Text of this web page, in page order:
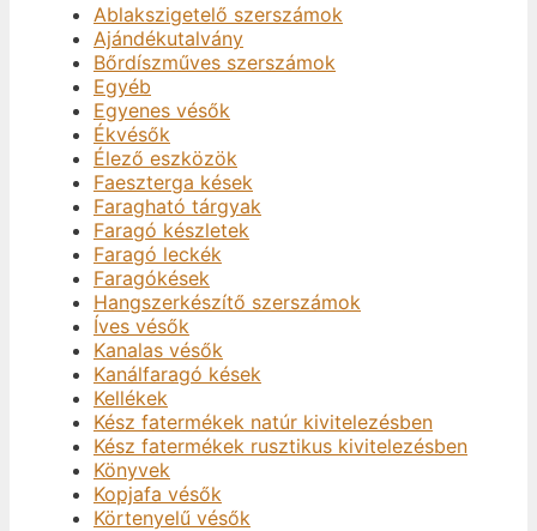
Ablakszigetelő szerszámok
Ajándékutalvány
Bőrdíszműves szerszámok
Egyéb
Egyenes vésők
Ékvésők
Élező eszközök
Faeszterga kések
Faragható tárgyak
Faragó készletek
Faragó leckék
Faragókések
Hangszerkészítő szerszámok
Íves vésők
Kanalas vésők
Kanálfaragó kések
Kellékek
Kész fatermékek natúr kivitelezésben
Kész fatermékek rusztikus kivitelezésben
Könyvek
Kopjafa vésők
Körtenyelű vésők